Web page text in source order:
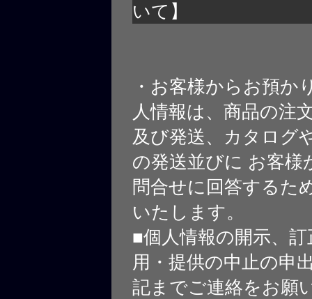
いて】
・お客様からお預か
人情報は、商品の注
及び発送、カタログ
の発送並びに お客様
問合せに回答するた
いたします。
■個人情報の開示、
用・提供の中止の申
記までご連絡をお願